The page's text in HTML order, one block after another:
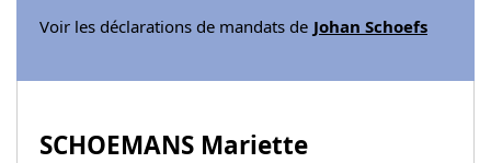
Voir les déclarations de mandats de Johan Schoefs
SCHOEMANS Mariette